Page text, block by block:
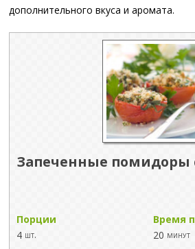
дополнительного вкуса и аромата.
Запеченные помидоры
Порции
Время
4 шт. 20 минут